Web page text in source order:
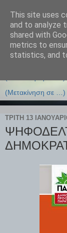
ΤΡΊΤΗ 13
This site uses
and to analyze
shared with
metrics to
statistics, and